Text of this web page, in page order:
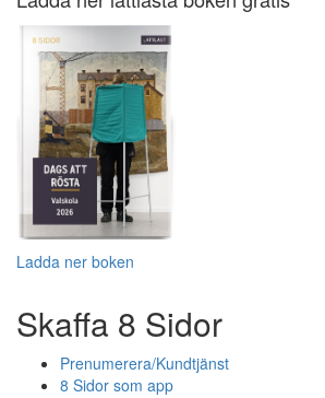
Ladda ner boken
Skaffa 8 Sidor
Prenumerera/Kundtjänst
8 Sidor som app